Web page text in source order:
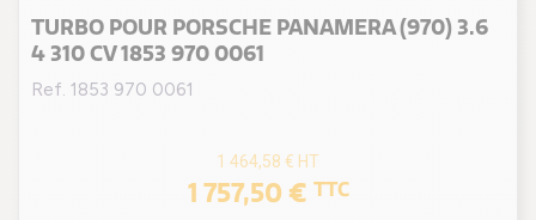
TURBO POUR PORSCHE PANAMERA (970) 3.6
4 310 CV 1853 970 0061
Ref. 1853 970 0061
1 464,58 € HT
1 757,50 € TTC